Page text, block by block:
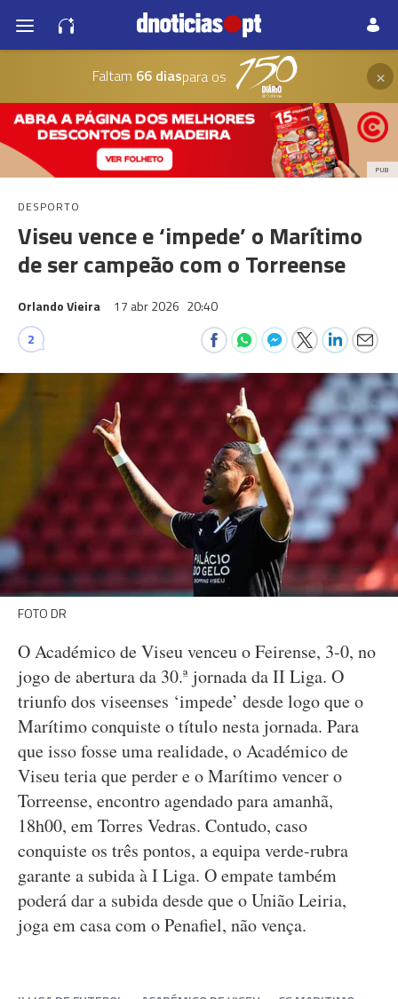
Faltam 66 diaspara os ×
PUB
DESPORTO
Viseu vence e ‘impede’ o Marítimo
de ser campeão com o Torreense
Orlando Vieira 17 abr 2026 20:40
2
FOTO DR
O Académico de Viseu venceu o Feirense, 3-0, no
jogo de abertura da 30.ª jornada da II Liga. O
triunfo dos viseenses ‘impede’ desde logo que o
Marítimo conquiste o título nesta jornada. Para
que isso fosse uma realidade, o Académico de
Viseu teria que perder e o Marítimo vencer o
Torreense, encontro agendado para amanhã,
18h00, em Torres Vedras. Contudo, caso
conquiste os três pontos, a equipa verde-rubra
garante a subida à I Liga. O empate também
poderá dar a subida desde que o União Leiria,
joga em casa com o Penafiel, não vença.